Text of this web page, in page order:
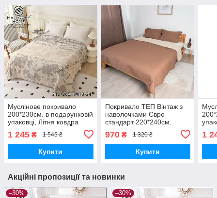
Муслінове покривало
200*230см. в подарунковій
упаковці, Літня ковдра
плед муслін 4 шари,
Мусліновий плед
1 245 ₴ 1 545 ₴
Купити
Покривало ТЕП Вінтаж з
наволочками Євро
стандарт 220*240см.
970₴ 1 320 ₴
Купити
1
Акційні пропозиції та новинки
–30% –30%